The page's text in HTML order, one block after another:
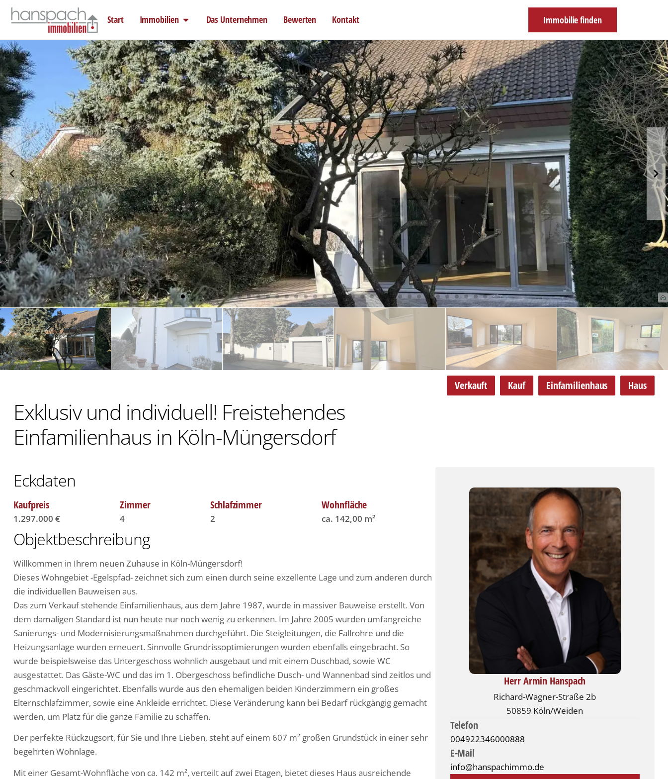
Start Immobilien Das Unternehmen Bewerten Kontakt Immobilie finden
Verkauft Kauf Einfamilienhaus Haus
Exklusiv und individuell! Freistehendes
Einfamilienhaus in Köln-Müngersdorf
Eckdaten
Kaufpreis
1.297.000 €
Zimmer
4
Schlafzimmer
2
Wohnfläche
ca. 142,00 m²
Objektbeschreibung
Willkommen in Ihrem neuen Zuhause in Köln-Müngersdorf!
Dieses Wohngebiet -Egelspfad- zeichnet sich zum einen durch seine exzellente Lage und zum anderen durch
die individuellen Bauweisen aus.
Das zum Verkauf stehende Einfamilienhaus, aus dem Jahre 1987, wurde in massiver Bauweise erstellt. Von
dem damaligen Standard ist nun heute nur noch wenig zu erkennen. Im Jahre 2005 wurden umfangreiche
Sanierungs- und Modernisierungsmaßnahmen durchgeführt. Die Steigleitungen, die Fallrohre und die
Heizungsanlage wurden erneuert. Sinnvolle Grundrissoptimierungen wurden ebenfalls eingebracht. So
wurde beispielsweise das Untergeschoss wohnlich ausgebaut und mit einem Duschbad, sowie WC
ausgestattet. Das Gäste-WC und das im 1. Obergeschoss befindliche Dusch- und Wannenbad sind zeitlos und
geschmackvoll eingerichtet. Ebenfalls wurde aus den ehemaligen beiden Kinderzimmern ein großes
Elternschlafzimmer, sowie eine Ankleide errichtet. Diese Veränderung kann bei Bedarf rückgängig gemacht
werden, um Platz für die ganze Familie zu schaffen.
Der perfekte Rückzugsort, für Sie und Ihre Lieben, steht auf einem 607 m² großen Grundstück in einer sehr
begehrten Wohnlage.
Mit einer Gesamt-Wohnfläche von ca. 142 m², verteilt auf zwei Etagen, bietet dieses Haus ausreichende
Herr Armin Hanspach
Richard-Wagner-Straße 2b
50859 Köln/Weiden
Telefon
004922346000888
E-Mail
info@hanspachimmo.de